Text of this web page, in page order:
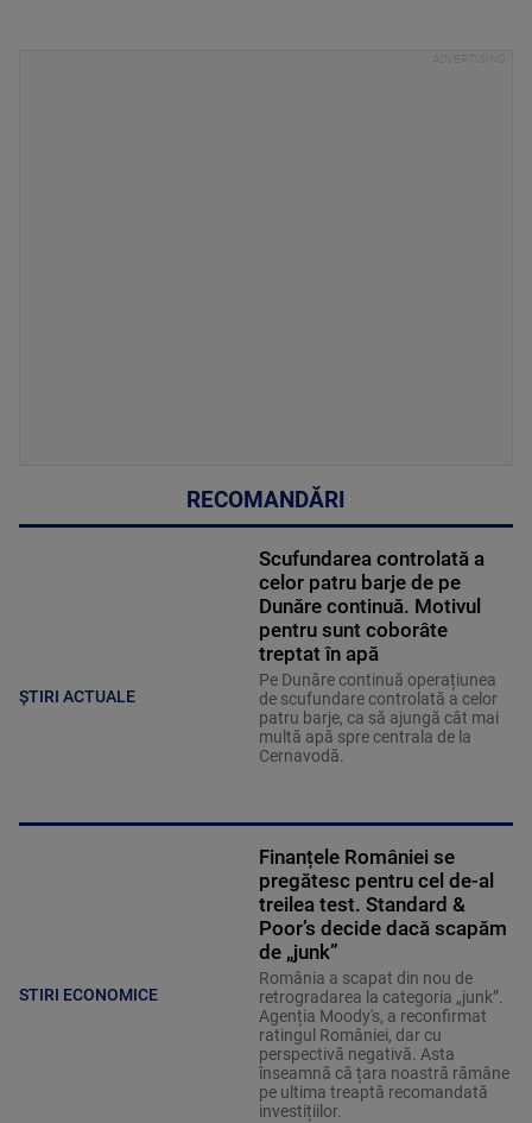
RECOMANDĂRI
ȘTIRI ACTUALE
Scufundarea controlată a
celor patru barje de pe
Dunăre continuă. Motivul
pentru sunt coborâte
treptat în apă
Pe Dunăre continuă operațiunea
de scufundare controlată a celor
patru barje, ca să ajungă cât mai
multă apă spre centrala de la
Cernavodă.
STIRI ECONOMICE
Finanțele României se
pregătesc pentru cel de-al
treilea test. Standard &
Poor’s decide dacă scapăm
de „junk”
România a scapat din nou de
retrogradarea la categoria „junk”.
Agenția Moody's, a reconfirmat
ratingul României, dar cu
perspectivă negativă. Asta
înseamnă că țara noastră rămâne
pe ultima treaptă recomandată
investițiilor.